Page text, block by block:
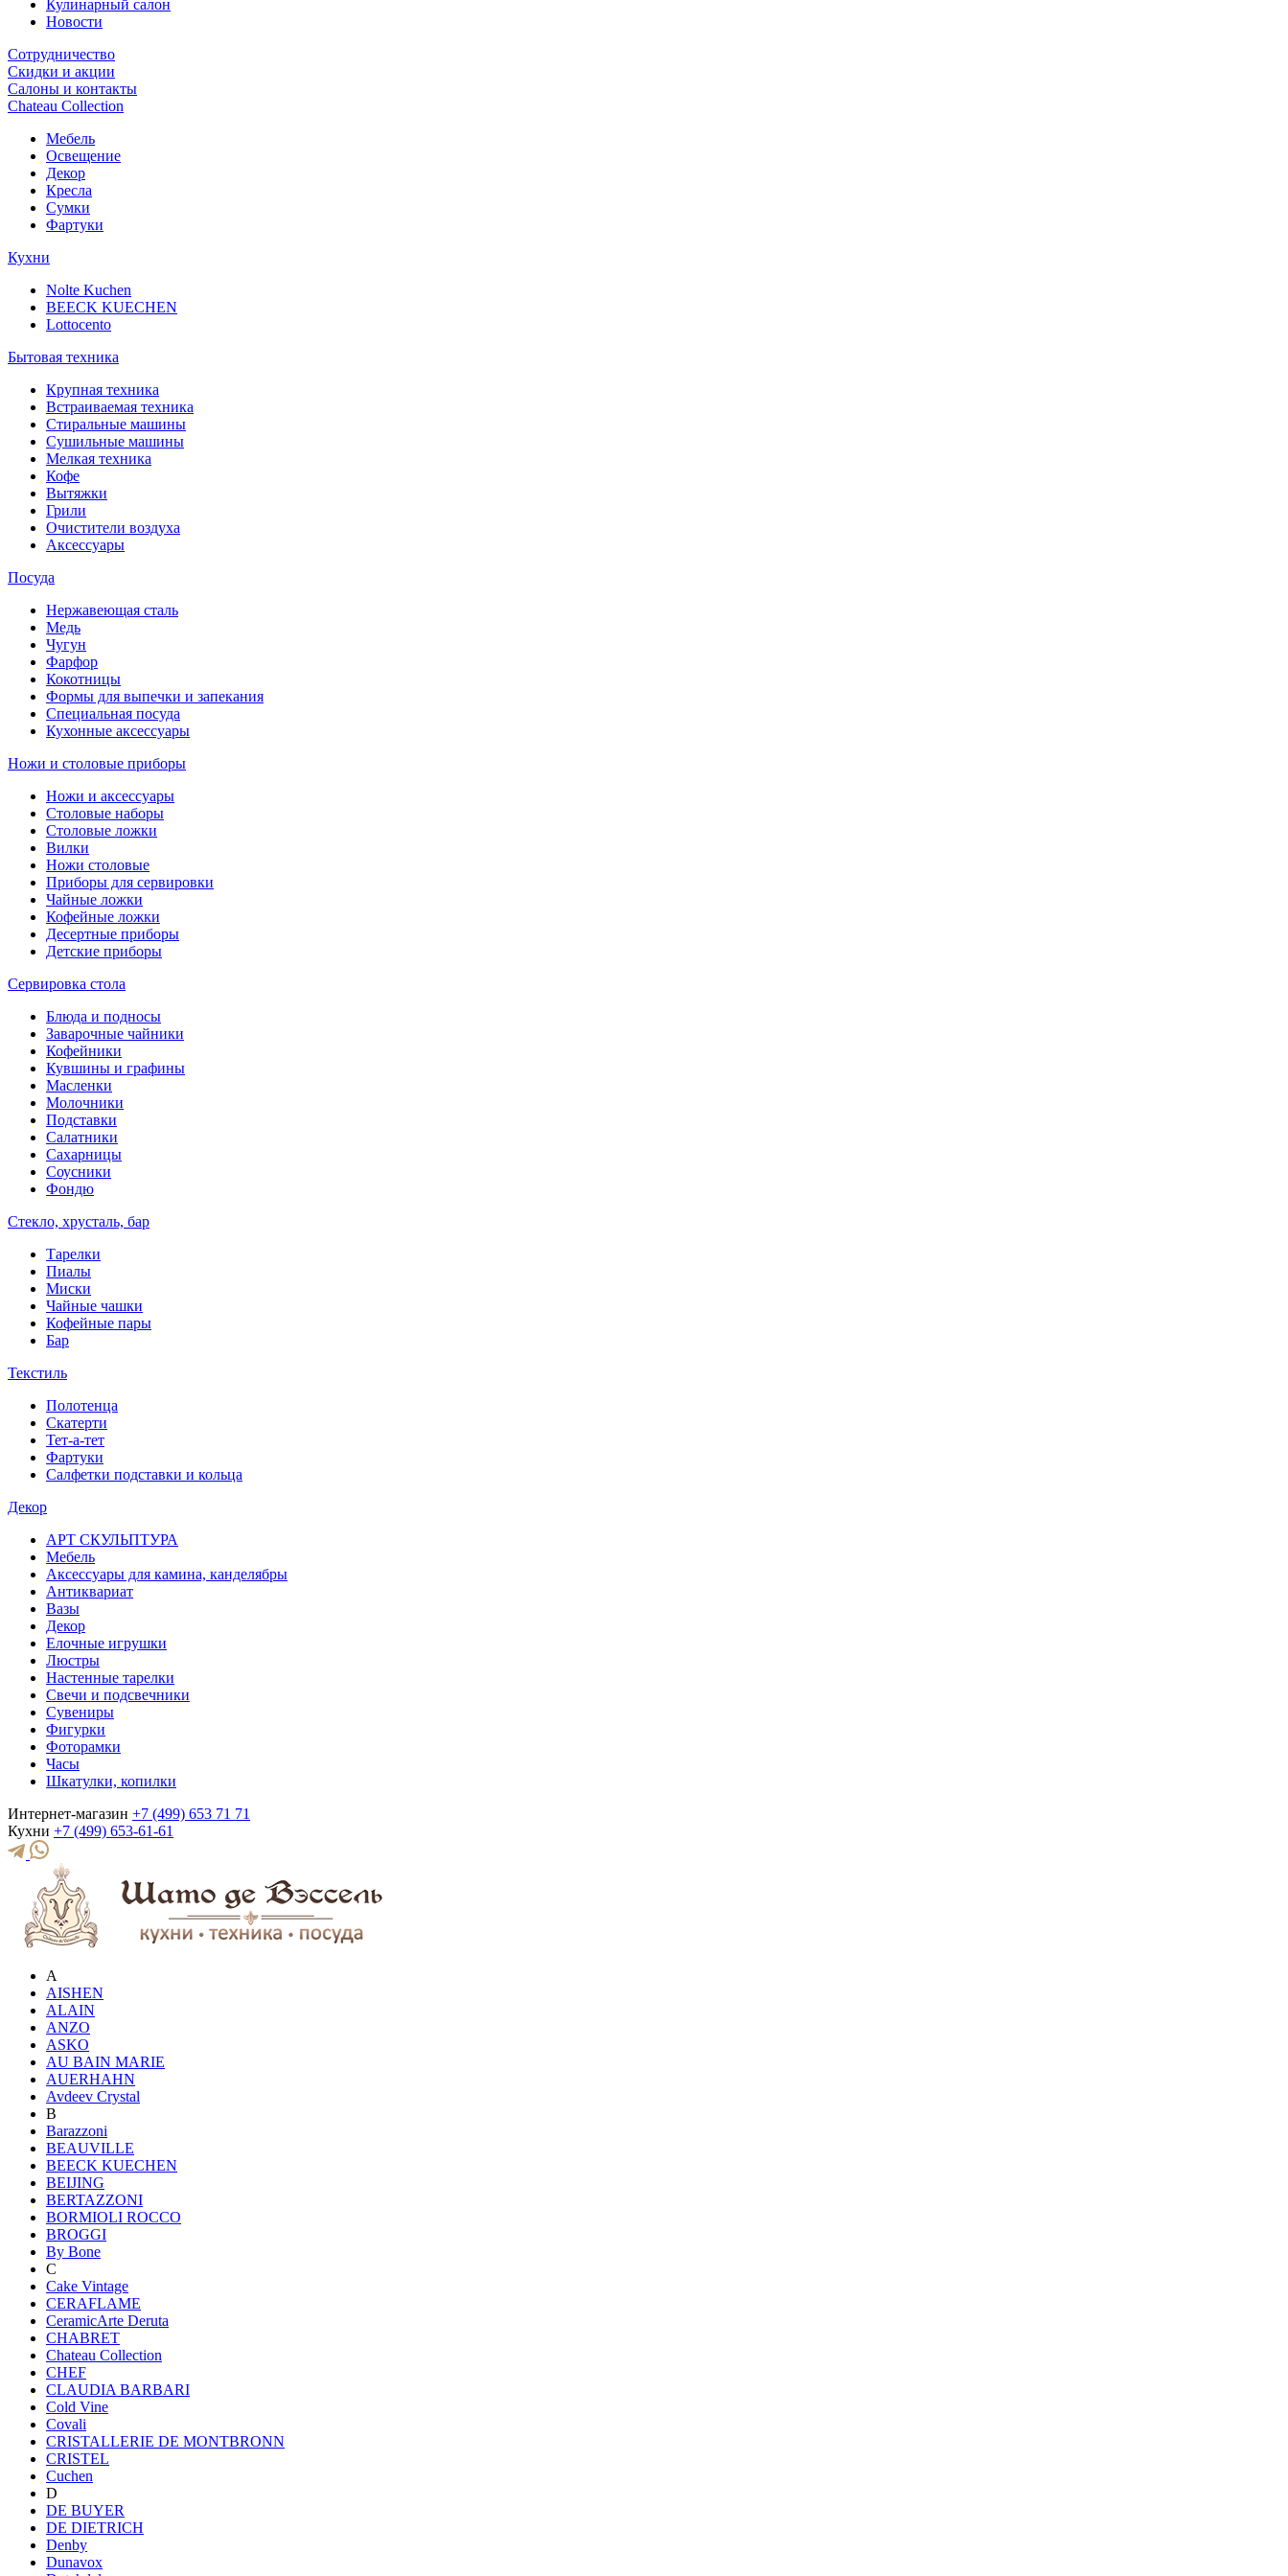
Кулинарный салон
Новости
Сотрудничество
Скидки и акции
Салоны и контакты
Chateau Collection
Мебель
Освещение
Декор
Кресла
Сумки
Фартуки
Кухни
Nolte Kuchen
BEECK KUECHEN
Lottocento
Бытовая техника
Крупная техника
Встраиваемая техника
Стиральные машины
Сушильные машины
Мелкая техника
Кофе
Вытяжки
Грили
Очистители воздуха
Аксессуары
Посуда
Нержавеющая сталь
Медь
Чугун
Фарфор
Кокотницы
Формы для выпечки и запекания
Специальная посуда
Кухонные аксессуары
Ножи и столовые приборы
Ножи и аксессуары
Столовые наборы
Столовые ложки
Вилки
Ножи столовые
Приборы для сервировки
Чайные ложки
Кофейные ложки
Десертные приборы
Детские приборы
Сервировка стола
Блюда и подносы
Заварочные чайники
Кофейники
Кувшины и графины
Масленки
Молочники
Подставки
Салатники
Сахарницы
Соусники
Фондю
Стекло, хрусталь, бар
Тарелки
Пиалы
Миски
Чайные чашки
Кофейные пары
Бар
Текстиль
Полотенца
Скатерти
Тет-а-тет
Фартуки
Салфетки подставки и кольца
Декор
АРТ СКУЛЬПТУРА
Мебель
Аксессуары для камина, канделябры
Антиквариат
Вазы
Декор
Елочные игрушки
Люстры
Настенные тарелки
Свечи и подсвечники
Сувениры
Фигурки
Фоторамки
Часы
Шкатулки, копилки
Интернет-магазин +7 (499) 653 71 71
Кухни +7 (499) 653-61-61
A
AISHEN
ALAIN
ANZO
ASKO
AU BAIN MARIE
AUERHAHN
Avdeev Crystal
B
Barazzoni
BEAUVILLE
BEECK KUECHEN
BEIJING
BERTAZZONI
BORMIOLI ROCCO
BROGGI
By Bone
C
Cake Vintage
CERAFLAME
CeramicArte Deruta
CHABRET
Chateau Collection
CHEF
CLAUDIA BARBARI
Cold Vine
Covali
CRISTALLERIE DE MONTBRONN
CRISTEL
Cuchen
D
DE BUYER
DE DIETRICH
Denby
Dunavox